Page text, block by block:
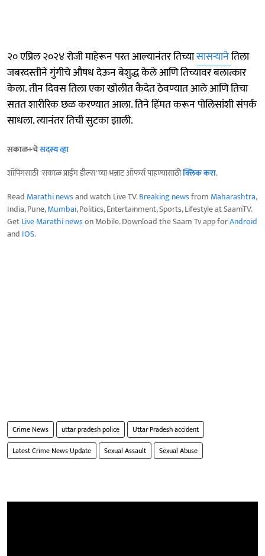
२० एप्रिल २०२४ रोजी माहेरून परत आल्यानंतर तिच्यासासऱ्यानेतिला
जबरदस्तीने गुंगीचे औषध देऊन बेशुद्ध केले आणि तिच्यावर बलात्कार
केला. तीन दिवस तिला एका खोलीत कैदेत ठेवण्यात आले आणि तिचा
सतत शारीरिक छळ करण्यात आला. तिने हिंमत करून पोलिसांशी संपर्क
साधला. त्यानंतर तिची सुटका झाली.
सकाळ+चेसदस्य व्हा
शॉपिंगसाठी 'सकाळ प्राईम डील्स'च्या भन्नाट ऑफर्स पाहण्यासाठीक्लिक करा.
Read Marathi newsand watch Live TV.Breaking newsfrom Maharashtra,
India, Pune,Mumbai, Politics, Entertainment, Sports, Lifestyle at SaamTV.
GetLive Marathi newson Mobile. Download the Saam Tv app forAndroid
and IOS.
Crime News uttar pradesh police
Uttar Pradesh accident
Latest Crime News Update
Sexual Assault Sexual Abuse